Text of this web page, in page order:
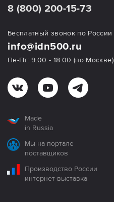
8 (800) 200-15-73
Бесплатный звонок по России
info@idn500.ru
Пн-Пт: 9:00 - 18:00 (по Москве)
Made
in Russia
Мы на портале
поставщиков
Производство России
интернет-выставка